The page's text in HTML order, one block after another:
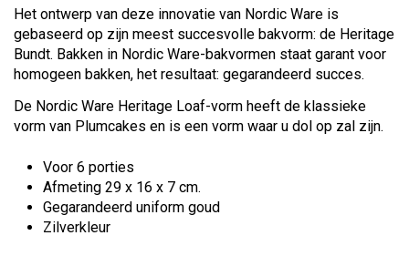
Het ontwerp van deze innovatie van Nordic Ware is
gebaseerd op zijn meest succesvolle bakvorm: de Heritage
Bundt. Bakken in Nordic Ware-bakvormen staat garant voor
homogeen bakken, het resultaat: gegarandeerd succes.
De Nordic Ware Heritage Loaf-vorm heeft de klassieke
vorm van Plumcakes en is een vorm waar u dol op zal zijn.
Voor 6 porties
Afmeting 29 x 16 x 7 cm.
Gegarandeerd uniform goud
Zilverkleur